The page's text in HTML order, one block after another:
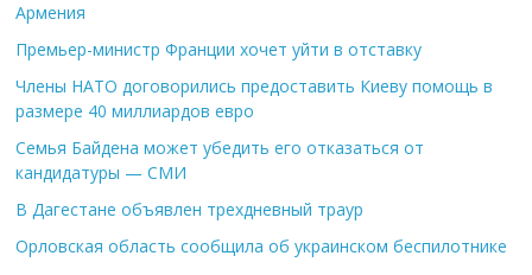
Армения
Премьер-министр Франции хочет уйти в отставку
Члены НАТО договорились предоставить Киеву помощь в
размере 40 миллиардов евро
Семья Байдена может убедить его отказаться от
кандидатуры — СМИ
В Дагестане объявлен трехдневный траур
Орловская область сообщила об украинском беспилотнике